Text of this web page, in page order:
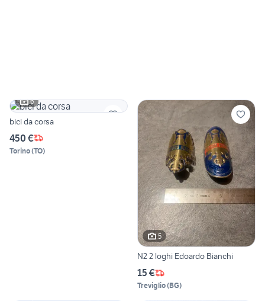
6
bici da corsa
450 €
Torino(TO)
5
N2 2 loghi Edoardo Bianchi
15 €
Treviglio(BG)